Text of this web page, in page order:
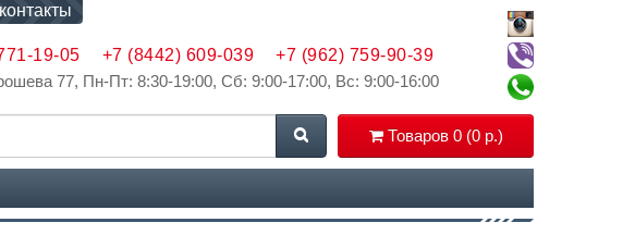
контакты
77, Пн-Пт: 8:30-19:00, Сб: 9:00-17:00, Вс: 9:00-16:00
Товаров 0 (0 р.)
19-05 +7 (8442) 609-039 +7 (962) 759-90-39